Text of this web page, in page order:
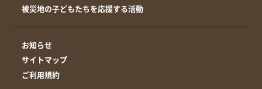
被災地の子どもたちを応援する活動
お知らせ
サイトマップ
ご利用規約